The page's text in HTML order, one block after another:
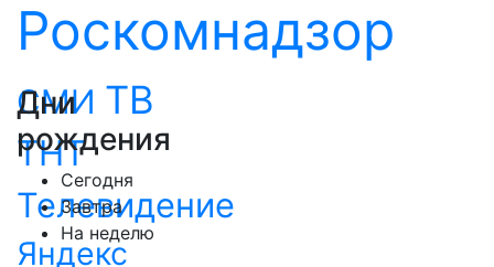
Роскомнадзор
СМИ ТВ
ТНТ
Телевидение
Яндекс
Дни
рождения
Сегодня
Завтра
На неделю